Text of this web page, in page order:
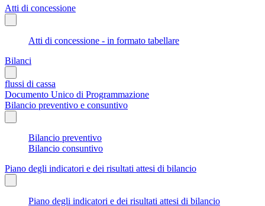
Atti di concessione
Atti di concessione - in formato tabellare
Bilanci
flussi di cassa
Documento Unico di Programmazione
Bilancio preventivo e consuntivo
Bilancio preventivo
Bilancio consuntivo
Piano degli indicatori e dei risultati attesi di bilancio
Piano degli indicatori e dei risultati attesi di bilancio